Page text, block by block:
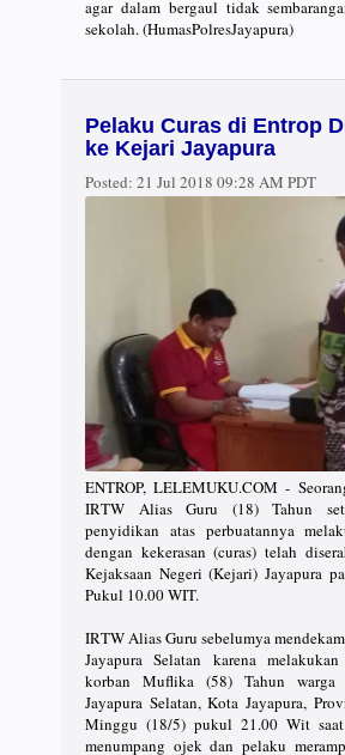
agar dalam bergaul tidak
sekolah. (HumasPolresJayapura)
Pelaku Curas di Entrop
ke Kejari Jayapura
Posted: 21 Jul 2018 09:28 AM PDT
ENTROP, LELEMUKU.COM -
IRTW Alias Guru (18) Tahun
penyidikan atas perbuatannya
dengan kekerasan (curas) telah
Kejaksaan Negeri (Kejari) Jayapura
Pukul 10.00 WIT.
IRTW Alias Guru sebelumya
Jayapura Selatan karena
korban Muflika (58) Tahun warga
Jayapura Selatan, Kota Jayapura,
Minggu (18/5) pukul 21.00 Wit saat
menumpang ojek dan pelaku